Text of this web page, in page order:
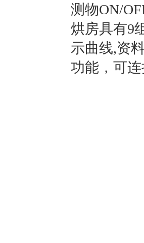
测物ON/
烘房具有9
示曲线,资
功能，可